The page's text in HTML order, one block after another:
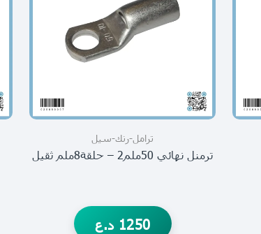
ترامل-رنك-سيل
ترمنل نهائي 50ملم2 – حلقة8ملم ثقيل
1250 د.ع